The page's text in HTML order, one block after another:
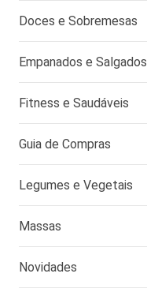
Doces e Sobremesas
Empanados e Salgados
Fitness e Saudáveis
Guia de Compras
Legumes e Vegetais
Massas
Novidades